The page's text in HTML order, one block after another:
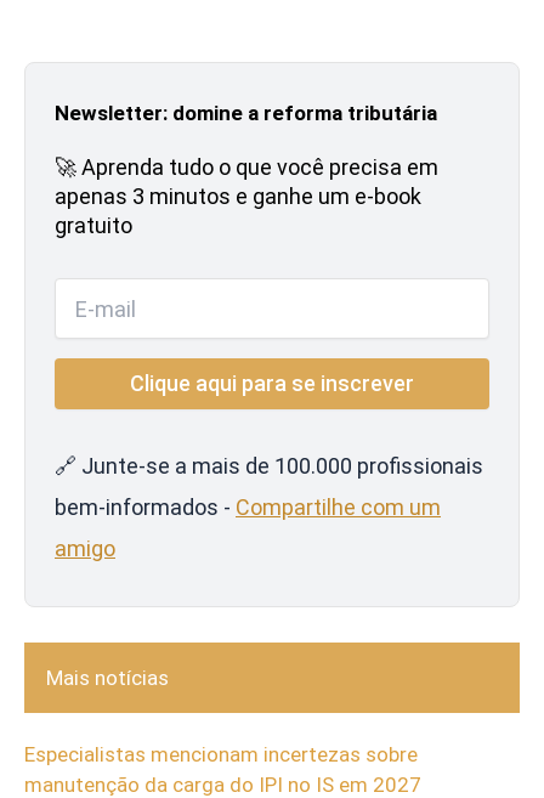
Newsletter: domine a reforma tributária
🚀 Aprenda tudo o que você precisa em
apenas 3 minutos e ganhe um e-book
gratuito
🔗 Junte-se a mais de 100.000 profissionais
bem-informados - Compartilhe com um
amigo
Mais notícias
Especialistas mencionam incertezas sobre
manutenção da carga do IPI no IS em 2027